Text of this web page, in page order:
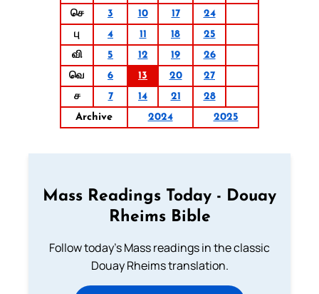
செ
3 10 17
24
பு
4 11 18
25
வி
5 12 19
26
வெ
6 13 20
27
ச
7 14 21
28
Archive
2024 2025
Mass Readings Today - Douay
Rheims Bible
Follow today's Mass readings in the classic
Douay Rheims translation.